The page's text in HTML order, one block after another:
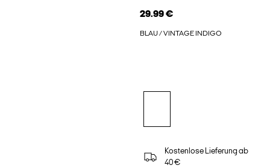
29.99 €
BLAU / VINTAGE INDIGO
Kostenlose Lieferung ab
40 €